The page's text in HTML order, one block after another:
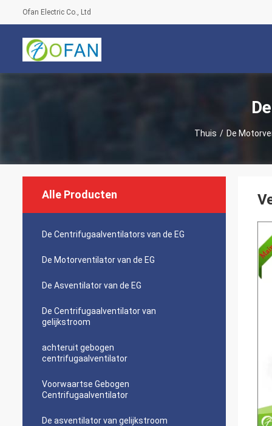
Ofan Electric Co., Ltd
Thuis / De
Alle Producten
De Centrifugaalventilators van de EG
De Motorventilator van de EG
De Asventilator van de EG
De Centrifugaalventilator van
gelijkstroom
achteruit gebogen
centrifugaalventilator
Voorwaartse Gebogen
Centrifugaalventilator
De asventilator van gelijkstroom